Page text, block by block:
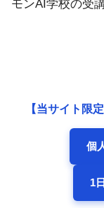
モンAI学校の受
【当サイト限
個
1